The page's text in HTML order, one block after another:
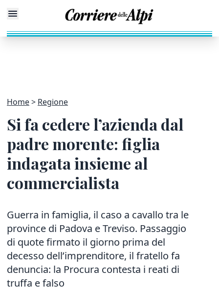
Home Regione
Si fa cedere l’azienda dal
padre morente: figlia
indagata insieme al
commercialista
Guerra in famiglia, il caso a cavallo tra le
province di Padova e Treviso. Passaggio
di quote firmato il giorno prima del
decesso dell’imprenditore, il fratello fa
denuncia: la Procura contesta i reati di
truffa e falso